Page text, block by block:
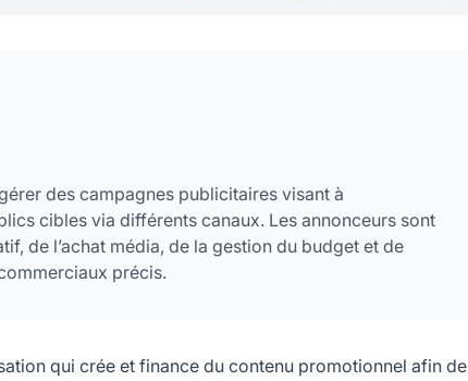
des campagnes publicitaires visant à
cibles via différents canaux. Les annonceurs sont
de l’achat média, de la gestion du budget et de
précis.
qui crée et finance du contenu promotionnel afin de